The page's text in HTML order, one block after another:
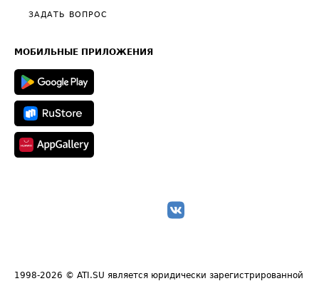
Общие положения
Полезное по перевозкам
Техническая информация
ЗАДАТЬ ВОПРОС
МОБИЛЬНЫЕ ПРИЛОЖЕНИЯ
1998-2026 © ATI.SU является юридически зарегистрированной